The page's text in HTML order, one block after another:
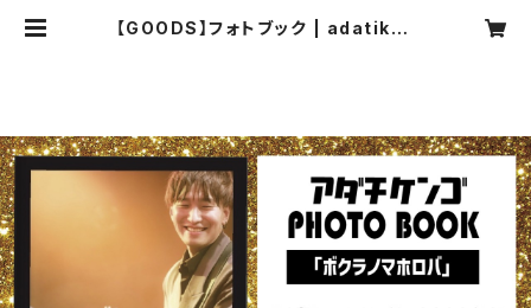
【GOODS】フォトブック | adatiken